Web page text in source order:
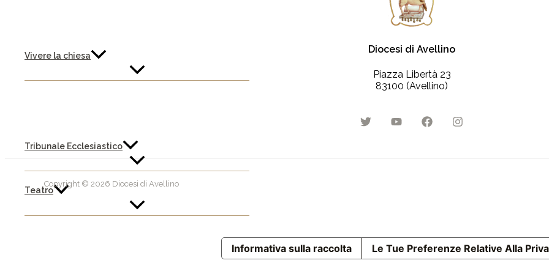
Vivere la chiesa
Tribunale Ecclesiastico
Teatro
Diocesi di Avellino
Piazza Libertà 23
83100 (Avellino)
Copyright © 2026 Diocesi di Avellino
Informativa sulla raccolta Le Tue Preferenze Relative Alla